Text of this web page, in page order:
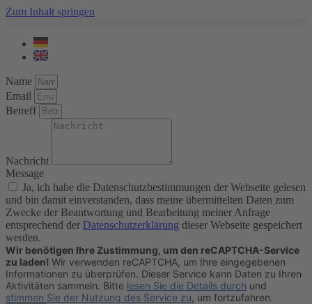
Zum Inhalt springen
Name
Email
Betreff
Nachricht
Message
Ja, ich habe die Datenschutzbestimmungen der Webseite gelesen
und bin damit einverstanden, dass meine übermittelten Daten zum
Zwecke der Beantwortung und Bearbeitung meiner Anfrage
entsprechend der Datenschutzerklärung dieser Webseite gespeichert
werden.
Wir benötigen Ihre Zustimmung, um den reCAPTCHA-Service
zu laden! Wir verwenden reCAPTCHA, um Ihre eingegebenen
Informationen zu überprüfen. Dieser Service kann Daten zu Ihren
Aktivitäten sammeln. Bitte lesen Sie die Details durch und
stimmen Sie der Nutzung des Service zu, um fortzufahren.